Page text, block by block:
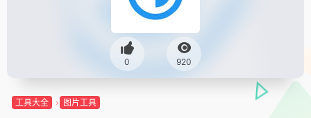
0 920
工具大全 图片工具